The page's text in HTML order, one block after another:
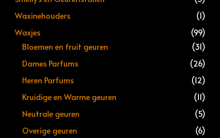
Waxinehouders
(1)
Waxjes
(99)
Bloemen en fruit geuren
(31)
Dames Parfums
(26)
Heren Parfums
(12)
Kruidige en Warme geuren
(11)
Neutrale geuren
(5)
Overige geuren
(6)